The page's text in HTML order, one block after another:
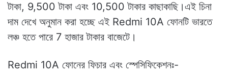
টাকা, 9,500 টাকা এবং 10,500 টাকার কাছাকাছি।এই চিনা
দাম দেখে অনুমান করা হচ্ছে এই Redmi 10A ফোনটি ভারতে
লঞ্চ হতে পারে 7 হাজার টাকার বাজেটে।
Redmi 10A ফোনের ফিচার এবং স্পেসিফিকেশনঃ-